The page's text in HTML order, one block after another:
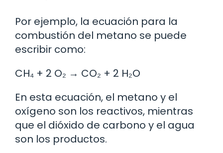
Por ejemplo, la ecuación para la
combustión del metano se puede
escribir como:
CH₄ + 2 O₂ → CO₂ + 2 H₂O
En esta ecuación, el metano y el
oxígeno son los reactivos, mientras
que el dióxido de carbono y el agua
son los productos.